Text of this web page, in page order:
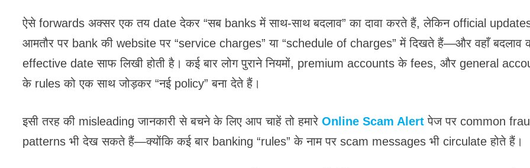
ऐसे forwards अक्सर एक तय date देकर “सब banks में साथ-साथ बदलाव” का दावा करते हैं, लेकिन official
आमतौर पर bank की website पर “service charges” या “schedule of charges” में दिखते हैं—और वहाँ बदलाव
effective date साफ लिखी होती है। कई बार लोग पुराने नियमों, premium accounts के fees, और general
के rules को एक साथ जोड़कर “नई policy” बना देते हैं।
इसी तरह की misleading जानकारी से बचने के लिए आप चाहें तो हमारेOnline Scam Alert पेज पर common
patterns भी देख सकते हैं—क्योंकि कई बार banking “rules” के नाम पर scam messages भी circulate होते हैं।